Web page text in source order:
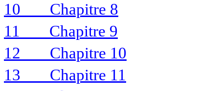
10
Chapitre 8
11
Chapitre 9
12
Chapitre 10
13
Chapitre 11